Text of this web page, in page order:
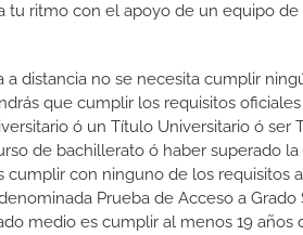
tu ritmo con el apoyo de un equipo
a distancia no se necesita cumplir
que cumplir los requisitos oficiales
ó un Título Universitario ó ser
de bachillerato ó haber superado
cumplir con ninguno de los requisitos
Prueba de Acceso a Grado
medio es cumplir al menos 19 años